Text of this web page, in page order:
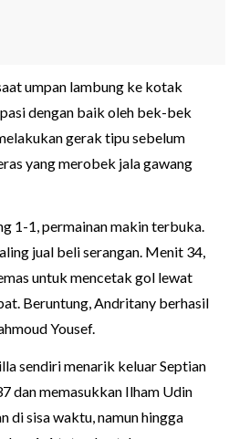
umpan lambung ke kotak
dengan baik oleh bek-bek
gerak tipu sebelum
yang merobek jala gawang
1-1, permainan makin terbuka.
jual beli serangan. Menit 34,
untuk mencetak gol lewat
Beruntung, Andritany berhasil
Yousef.
sendiri menarik keluar Septian
dan memasukkan Ilham Udin
di sisa waktu, namun hingga